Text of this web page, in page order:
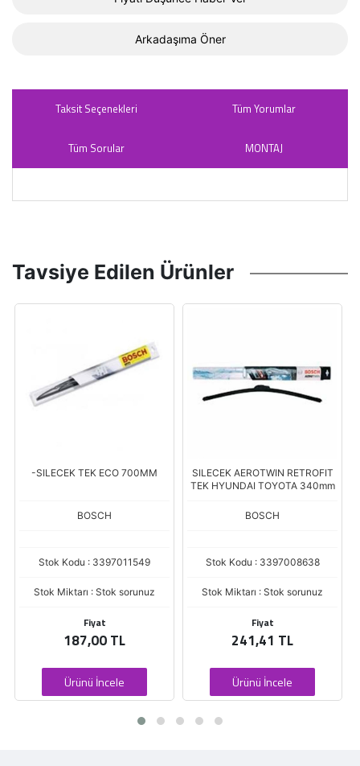
Arkadaşıma Öner
Taksit Seçenekleri Tüm Yorumlar
Tüm Sorular MONTAJ
Tavsiye Edilen Ürünler
-SILECEK TEK ECO 700MM
BOSCH
Stok Kodu : 3397011549
Stok Miktarı : Stok sorunuz
Fiyat
187,00 TL
Ürünü İncele
SILECEK AEROTWIN RETROFIT
TEK HYUNDAI TOYOTA 340mm
BOSCH
Stok Kodu : 3397008638
Stok Miktarı : Stok sorunuz
Fiyat
241,41 TL
Ürünü İncele